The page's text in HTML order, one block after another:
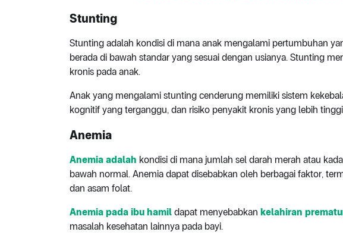
Stunting
Stunting adalah kondisi di mana anak mengalami pertumbuhan
berada di bawah standar yang sesuai dengan usianya. Stunting
kronis pada anak.
Anak yang mengalami stunting cenderung memiliki sistem
kognitif yang terganggu, dan risiko penyakit kronis yang lebih
Anemia
Anemia adalah kondisi di mana jumlah sel darah merah atau
bawah normal. Anemia dapat disebabkan oleh berbagai faktor,
dan asam folat.
Anemia pada ibu hamil dapat menyebabkan kelahiran
masalah kesehatan lainnya pada bayi.